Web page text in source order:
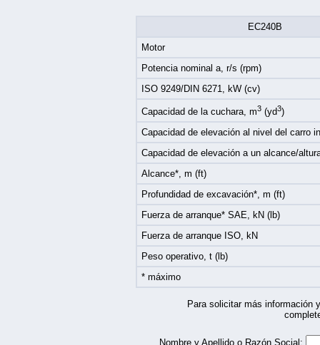
EC240B
Motor
Potencia nominal a, r/s (rpm)
ISO 9249/DIN 6271, kW (cv)
Capacidad de la cuchara, m3 (yd3)
Capacidad de elevación al nivel del carro
Capacidad de elevación a un alcance/
Alcance*, m (ft)
Profundidad de excavación*, m (ft)
Fuerza de arranque* SAE, kN (lb)
Fuerza de arranque ISO, kN
Peso operativo, t (lb)
* máximo
Para solicitar más información
Nombre y Apellido o Razón Social: